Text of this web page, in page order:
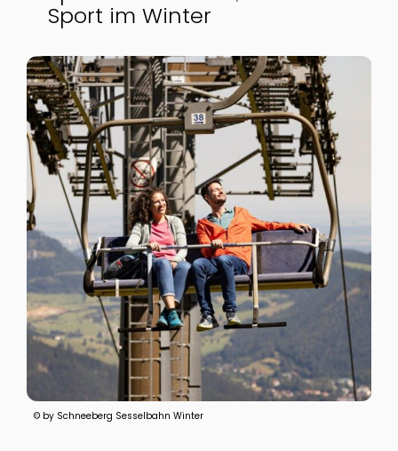
Sport im Winter
© by Schneeberg Sesselbahn Winter